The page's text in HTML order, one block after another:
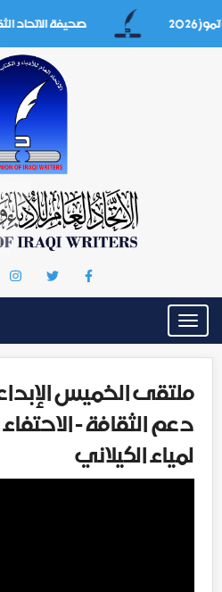
صحيفة الاتحاد الثقافي
Toggle
navigation
ملتقى الخميس
دعم الثقافة - الاحتفاء
لمياء الكيلاني